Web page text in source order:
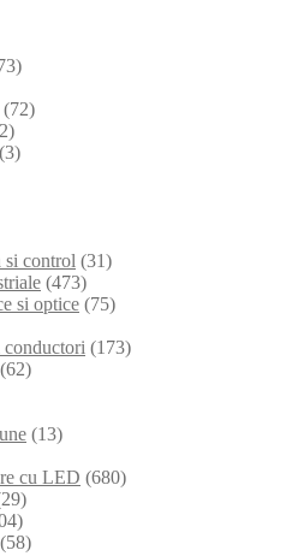
(72)
(3)
si control (31)
(473)
si optice (75)
(173)
(62)
(13)
cu LED (680)
(58)